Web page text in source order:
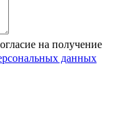
на получение
данных